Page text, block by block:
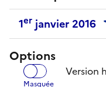
1er janvier 2016
Options
Version